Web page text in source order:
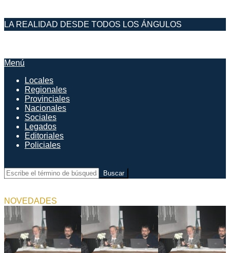
Saltar
al
LA REALIDAD DESDE TODOS LOS ÁNGULOS
Menú
navegación
principal
Menú
Locales
Regionales
Provinciales
Nacionales
Sociales
Legados
Editoriales
Policiales
Buscar
NOVEDADES